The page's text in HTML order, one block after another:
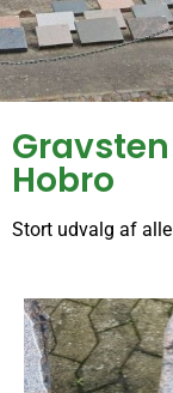
Hobro
Stort udvalg af